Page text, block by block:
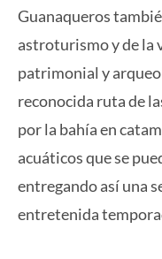
Guanaqueros
astroturismo y de la
patrimonial y
reconocida ruta de
por la bahía en
acuáticos que se
entregando así una
entretenida